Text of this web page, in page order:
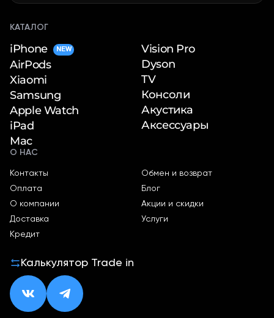
КАТАЛОГ
iPhone NEW
AirPods
Xiaomi
Samsung
Apple Watch
iPad
Mac
Vision Pro
Dyson
TV
Консоли
Акустика
Аксессуары
О НАС
Контакты
Оплата
О компании
Доставка
Кредит
Обмен и возврат
Блог
Акции и скидки
Услуги
Калькулятор Trade in